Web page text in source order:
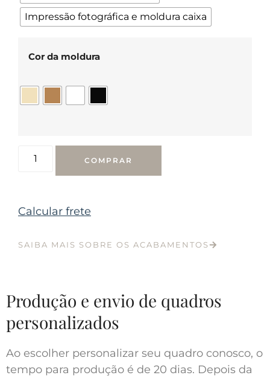
Impressão fotográfica e moldura caixa
Cor da moldura
COMPRAR
Calcular frete
SAIBA MAIS SOBRE OS ACABAMENTOS
Produção e envio de quadros
personalizados
Ao escolher personalizar seu quadro conosco, o
tempo para produção é de 20 dias. Depois da